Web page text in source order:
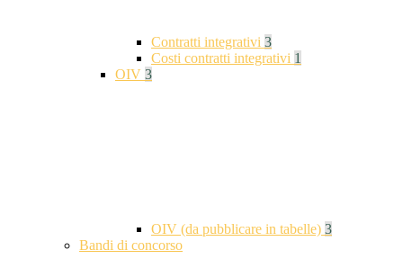
Contratti integrativi 3
Costi contratti integrativi 1
OIV 3
OIV (da pubblicare in tabelle) 3
Bandi di concorso